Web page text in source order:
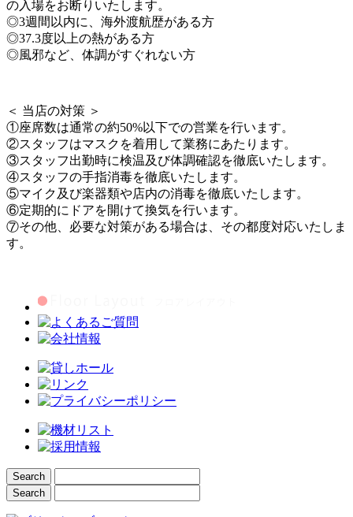
の入場をお断りいたします。
◎3週間以内に、海外渡航歴がある方
◎37.3度以上の熱がある方
◎風邪など、体調がすぐれない方
＜ 当店の対策 ＞
①座席数は通常の約50%以下での営業を行います。
②スタッフはマスクを着用して業務にあたります。
③スタッフ出勤時に検温及び体調確認を徹底いたします。
④スタッフの手指消毒を徹底いたします。
⑤マイク及び楽器類や店内の消毒を徹底いたします。
⑥定期的にドアを開けて換気を行います。
⑦その他、必要な対策がある場合は、その都度対応いたしま
す。